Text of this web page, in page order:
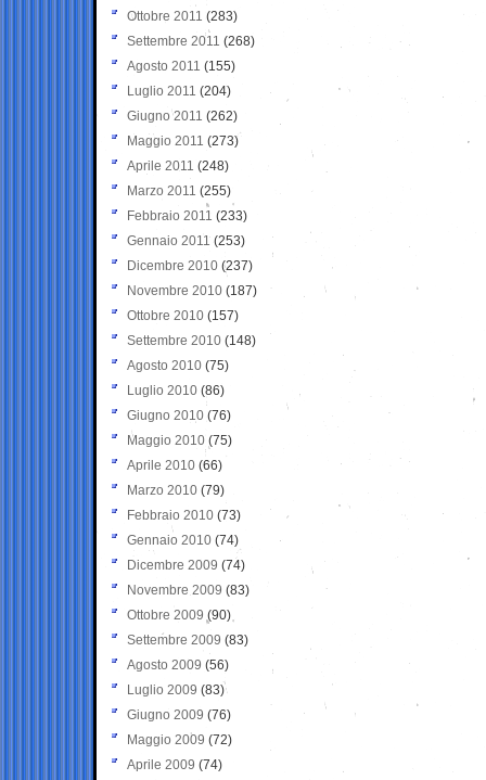
Ottobre 2011 (283)
Settembre 2011 (268)
Agosto 2011 (155)
Luglio 2011 (204)
Giugno 2011 (262)
Maggio 2011 (273)
Aprile 2011 (248)
Marzo 2011 (255)
Febbraio 2011 (233)
Gennaio 2011 (253)
Dicembre 2010 (237)
Novembre 2010 (187)
Ottobre 2010 (157)
Settembre 2010 (148)
Agosto 2010 (75)
Luglio 2010 (86)
Giugno 2010 (76)
Maggio 2010 (75)
Aprile 2010 (66)
Marzo 2010 (79)
Febbraio 2010 (73)
Gennaio 2010 (74)
Dicembre 2009 (74)
Novembre 2009 (83)
Ottobre 2009 (90)
Settembre 2009 (83)
Agosto 2009 (56)
Luglio 2009 (83)
Giugno 2009 (76)
Maggio 2009 (72)
Aprile 2009 (74)